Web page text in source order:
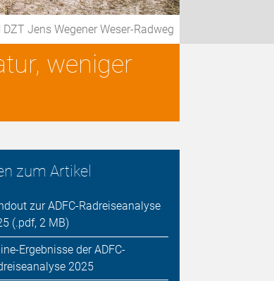
Jens Wegener Weser-Radweg
weniger
zum Artikel
zur ADFC-Radreiseanalyse
(.pdf, 2 MB)
Ergebnisse der ADFC-
2025